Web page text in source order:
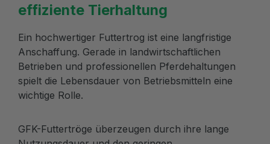
effiziente Tierhaltung
Ein hochwertiger Futtertrog ist eine langfristige
Anschaffung. Gerade in landwirtschaftlichen
Betrieben und professionellen Pferdehaltungen
spielt die Lebensdauer von Betriebsmitteln eine
wichtige Rolle.
GFK-Futtertröge überzeugen durch ihre lange